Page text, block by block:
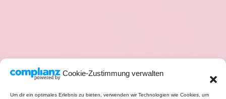
Cookie-Zustimmung verwalten
Um dir ein optimales Erlebnis zu bieten, verwenden wir Technologien wie Cookies, um